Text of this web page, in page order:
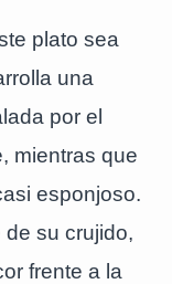
plato sea
una
por el
mientras que
esponjoso.
su crujido,
frente a la